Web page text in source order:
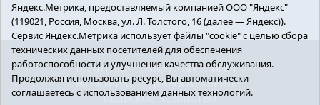
ПОЛИТИКА ОБЩЕСТВО
СПОРТ
ЭКОНОМИКА
ЗДРАВООХРАНЕНИЕ
СЕЛЬСКОЕ ХОЗЯЙСТВО
Яндекс.Метрика, предоставляемый компанией ООО "Яндекс"
(119021, Россия, Москва, ул. Л. Толстого, 16 (далее — Яндекс)).
Сервис Яндекс.Метрика использует файлы "cookie" с целью сбора
технических данных посетителей для обеспечения
работоспособности и улучшения качества обслуживания.
Продолжая использовать ресурс, Вы автоматически
соглашаетесь с использованием данных технологий.